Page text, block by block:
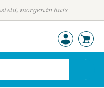
morgen in huis